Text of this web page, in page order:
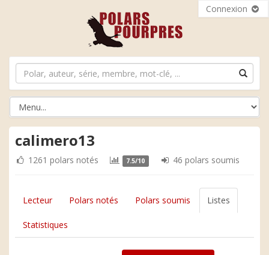
Connexion
calimero13
1261 polars notés 7.5/10 46 polars soumis
Lecteur Polars notés Polars soumis Listes
Statistiques